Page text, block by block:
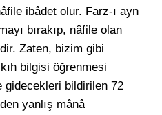
ibâdet olur. Farz-ı ayn
bırakıp, nâfile olan
Zaten, bizim gibi
bilgisi öğrenmesi
gidecekleri bildirilen 72
yanlış mânâ